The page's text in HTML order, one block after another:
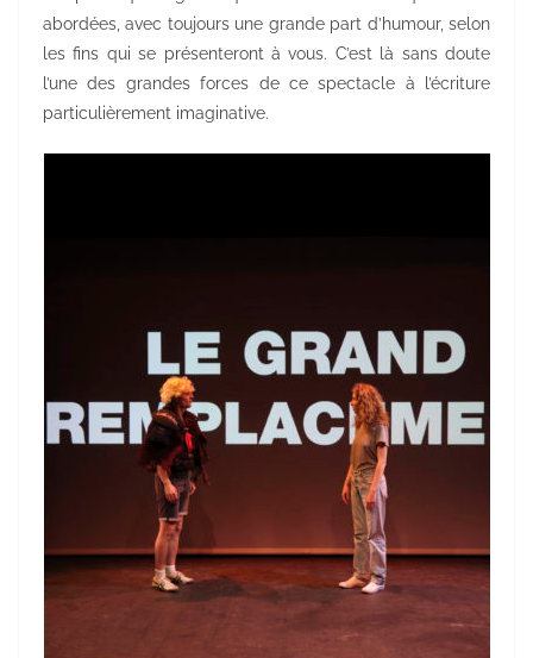
abordées, avec toujours une grande part d’humour, selon
les fins qui se présenteront à vous. C’est là sans doute
l’une des grandes forces de ce spectacle à l’écriture
particulièrement imaginative.